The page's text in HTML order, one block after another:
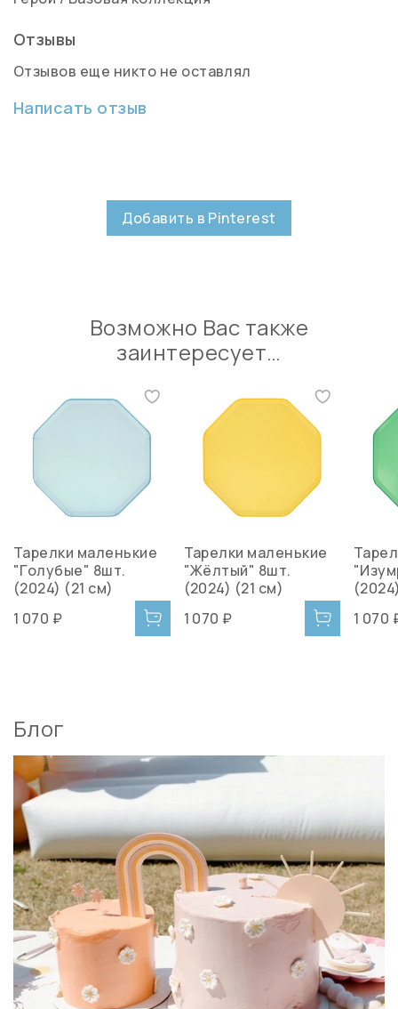
Отзывы
Отзывов еще никто не оставлял
Написать отзыв
Добавить в Pinterest
Возможно Вас также
заинтересует…
Тарелки маленькие
"Голубые" 8шт.
(2024) (21 см)
1 070 ₽
Тарелки маленькие
"Жёлтый" 8шт.
(2024) (21 см)
1 070 ₽
1 070
Блог